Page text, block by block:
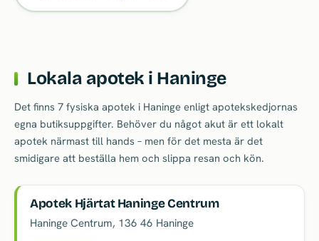
Lokala apotek i Haninge
Det finns 7 fysiska apotek i Haninge enligt apotekskedjornas
egna butiksuppgifter. Behöver du något akut är ett lokalt
apotek närmast till hands – men för det mesta är det
smidigare att beställa hem och slippa resan och kön.
Apotek Hjärtat Haninge Centrum
Haninge Centrum, 136 46 Haninge